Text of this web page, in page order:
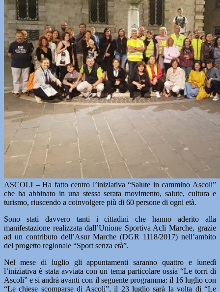
ASCOLI – Ha fatto centro l’iniziativa “Salute in cammino Ascoli”
che ha abbinato in una stessa serata movimento, salute, cultura e
turismo, riuscendo a coinvolgere più di 60 persone di ogni età.
Sono stati davvero tanti i cittadini che hanno aderito alla
manifestazione realizzata dall’Unione Sportiva Acli Marche, grazie
ad un contributo dell’Asur Marche (DGR 1118/2017) nell’ambito
del progetto regionale “Sport senza età”.
Nel mese di luglio gli appuntamenti saranno quattro e lunedì
l’iniziativa è stata avviata con un tema particolare ossia “Le torri di
Ascoli” e si andrà avanti con il seguente programma: il 16 luglio con
“Le chiese scomparse di Ascoli”, il 23 luglio sarà la volta di “Le